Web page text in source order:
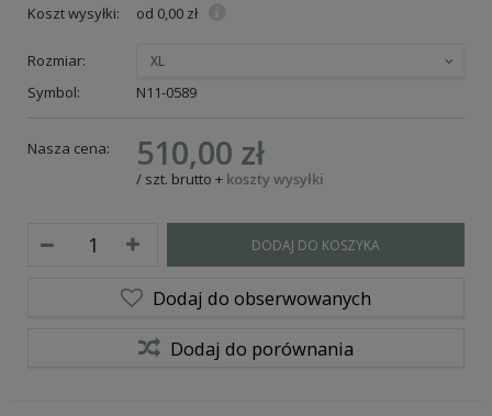
Koszt wysyłki:
od 0,00 zł
Rozmiar: XL
Symbol: N11-0589
Nasza cena: 510,00 zł
/ szt. brutto + koszty wysyłki
DODAJ DO KOSZYKA
Dodaj do obserwowanych
Dodaj do porównania